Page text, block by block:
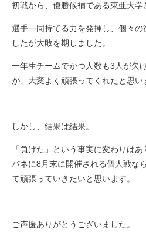
初戦から、優勝候補である東亜大学
選手一同持てる力を発揮し、個々
したが大敗を期しました。
一年生チームでかつ人数も3人が欠
が、大変よく頑張ってくれたと思い
しかし、結果は結果。
「負けた」という事実に変わりは
バネに8月末に開催される個人戦な
て頑張っていきたいと思います。
ご声援ありがとうございました。